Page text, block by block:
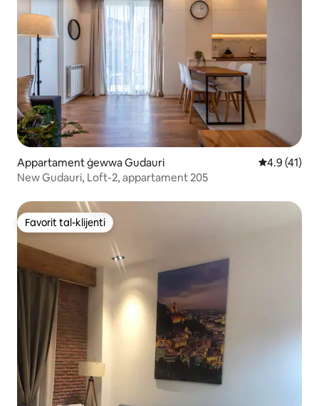
Appartament ġewwa Gudauri Rating
4.9 (41)
New Gudauri, Loft-2, appartament 205
Favorit tal-klijenti
Favorit tal-klijenti